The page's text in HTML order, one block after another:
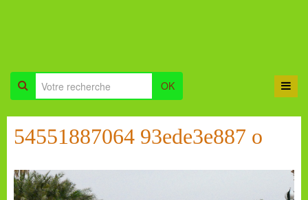
OK
54551887064 93ede3e887 o